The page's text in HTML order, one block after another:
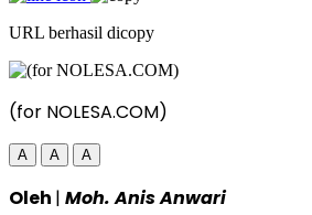
URL berhasil dicopy
(for NOLESA.COM)
A A A
Oleh | Moh. Anis Anwari